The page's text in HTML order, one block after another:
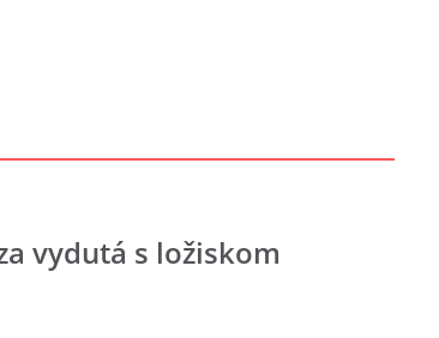
vydutá s ložiskom